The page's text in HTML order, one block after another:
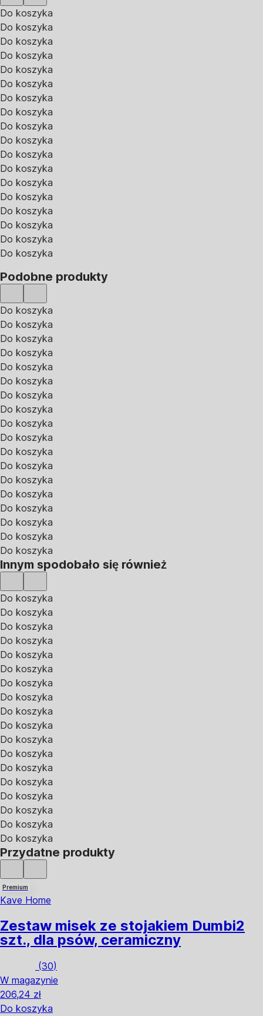
Do koszyka
Do koszyka
Do koszyka
Do koszyka
Do koszyka
Do koszyka
Do koszyka
Do koszyka
Do koszyka
Do koszyka
Do koszyka
Do koszyka
Do koszyka
Do koszyka
Do koszyka
Do koszyka
Do koszyka
Do koszyka
Podobne produkty
Do koszyka
Do koszyka
Do koszyka
Do koszyka
Do koszyka
Do koszyka
Do koszyka
Do koszyka
Do koszyka
Do koszyka
Do koszyka
Do koszyka
Do koszyka
Do koszyka
Do koszyka
Do koszyka
Do koszyka
Do koszyka
Innym spodobało się również
Do koszyka
Do koszyka
Do koszyka
Do koszyka
Do koszyka
Do koszyka
Do koszyka
Do koszyka
Do koszyka
Do koszyka
Do koszyka
Do koszyka
Do koszyka
Do koszyka
Do koszyka
Do koszyka
Do koszyka
Do koszyka
Przydatne produkty
Premium
Kave Home
Zestaw misek ze stojakiem Dumbi2
szt., dla psów, ceramiczny
(30)
W magazynie
206,24 zł
Do koszyka